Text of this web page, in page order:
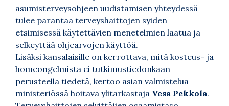
asumisterveysohjeen uudistamisen yhteydessä
tulee parantaa terveyshaittojen syiden
etsimisessä käytettävien menetelmien laatua ja
selkeyttää ohjearvojen käyttöä.
Lisäksi kansalaisille on kerrottava, mitä kosteus- ja
homeongelmista ei tutkimustiedonkaan
perusteella tiedetä, kertoo asian valmistelua
ministeriössä hoitava ylitarkastaja Vesa Pekkola.